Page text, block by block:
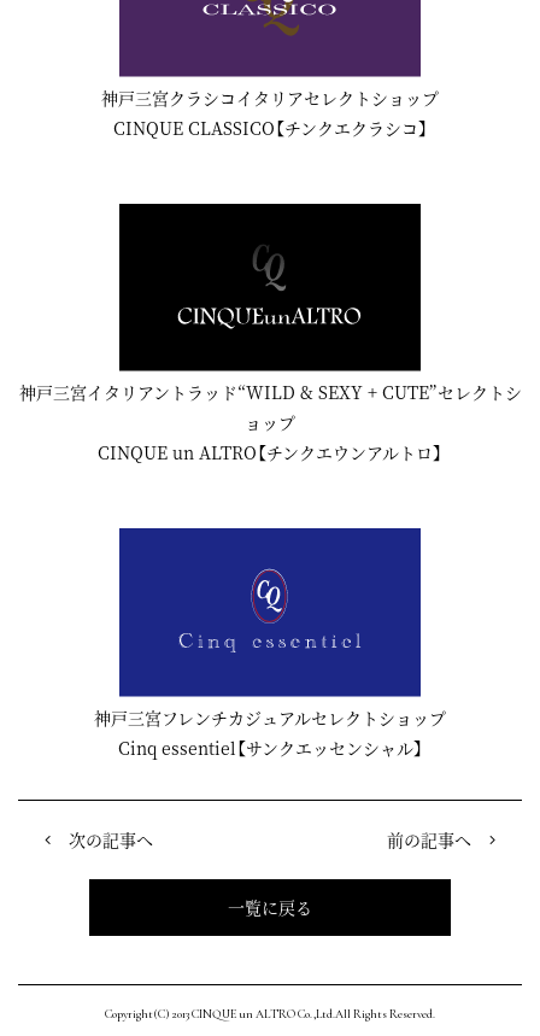
神戸三宮クラシコイタリアセレクトショップ
CINQUE CLASSICO【チンクエクラシコ】
神戸三宮イタリアントラッド“WILD & SEXY + CUTE”セレクトシ
ョップ
CINQUE un ALTRO【チンクエウンアルトロ】
神戸三宮フレンチカジュアルセレクトショップ
Cinq essentiel【サンクエッセンシャル】
前の記事へ
次の記事へ
一覧に戻る
Copyright(C) 2013 CINQUE un ALTRO Co.,Ltd.All Rights Reserved.